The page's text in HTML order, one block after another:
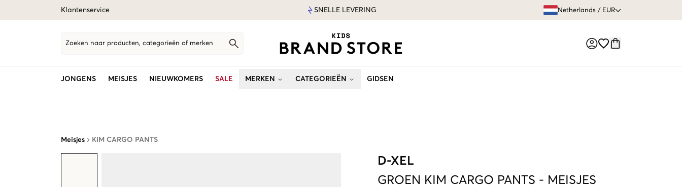
Klantenservice SNELLE LEVERING Netherlands / EUR
Zoeken naar producten, categorieën of merken
JONGENS MEISJES NIEUWKOMERS SALE MERKEN CATEGORIEËN GIDSEN
Meisjes KIM CARGO PANTS
D-XEL
GROEN
KIM CARGO PANTS - MEISJES